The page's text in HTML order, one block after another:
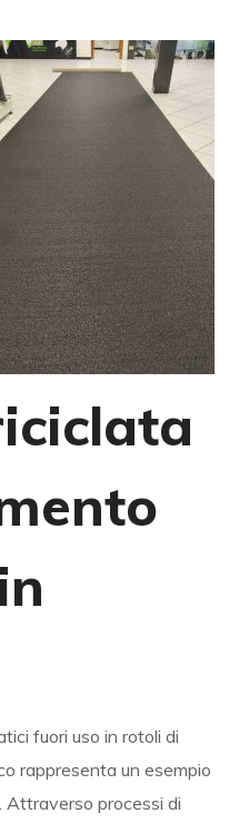
fuori uso in rotoli di
rappresenta un esempio
Attraverso processi di